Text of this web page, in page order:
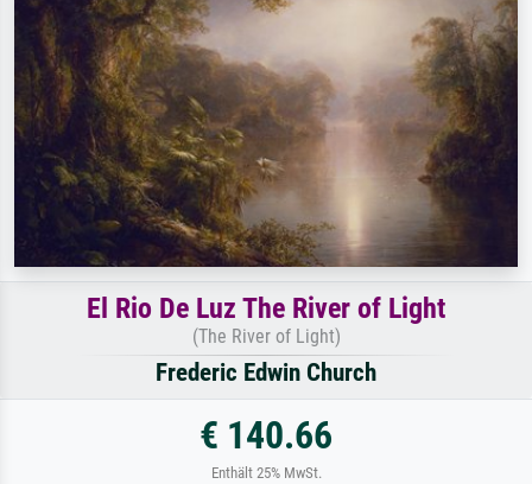
impressionism, Hokusai-våg, naken.
oljemålning, stående naken bredvid ett
El Rio De Luz The River of Light
(The River of Light)
Frederic Edwin Church
€ 140.66
Enthält 25% MwSt.